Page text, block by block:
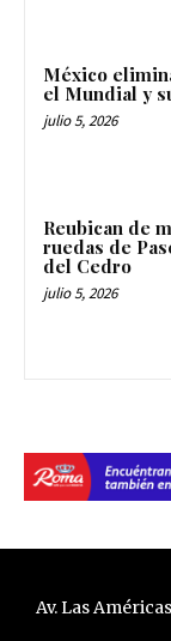
México
el Mundial y
julio 5, 2026
Reubican de
ruedas de
del Cedro
julio 5, 2026
Av. Las